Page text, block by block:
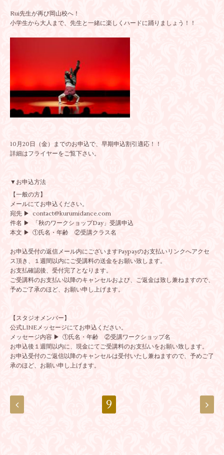
Rui先生が再び岡山校へ！
小学生から大人まで、先生と一緒に楽しくハードに踊りましょう！！
10月20日（金）までのお申込で、早期申込割引適応！！
詳細はフライヤーをご覧下さい。
▼お申込方法
【一般の方】
メールにてお申込ください。
宛先 ▶ contact@kurumidance.com
件名 ▶ 「秋のワークショップDay」受講申込
本文 ▶ ①氏名・年齢 ②受講クラス名
お申込受付の返信メール内にございますPaypayのお支払いリンクへアクセ
ス頂き、１週間以内にご受講料の送金をお願い致します。
お支払確認後、受付完了となります。
ご受講料のお支払い以降のキャンセルおよび、ご返金は致し兼ねますので、
予めご了承のほど、お願い申し上げます。
【スタジオメンバー】
公式LINEメッセージにてお申込ください。
メッセージ内容 ▶ ①氏名・年齢 ②受講ワークショップ名
お申込後１週間以内に、現金にてご受講料のお支払いをお願い致します。
お申込受付のご返信以降のキャンセルは受付いたし兼ねますので、予めご了
承のほど、お願い申し上げます。
9